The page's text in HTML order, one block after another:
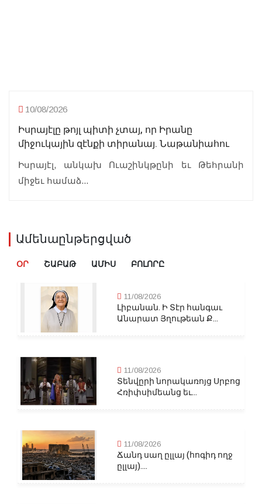
10/08/2026
Իսրայէլը թոյլ պիտի չտայ, որ Իրանը
միջուկային զէնքի տիրանայ. Նաթանիահու
Իսրայէլ, անկախ Ուաշինկթընի եւ Թեհրանի
միջեւ համաձ...
Ամենաընթերցված
ՕՐ ՇԱԲԱԹ ԱՄԻՍ ԲՈԼՈՐԸ
11/08/2026
Լիբանան. Ի Տէր հանգաւ
Անարատ Յղութեան Ք...
11/08/2026
Տենվըրի նորակառոյց Սրբոց
Հռիփսիմեանց եւ...
11/08/2026
Ճանդ սաղ ըլլայ (հոգիդ ողջ
ըլլայ)....